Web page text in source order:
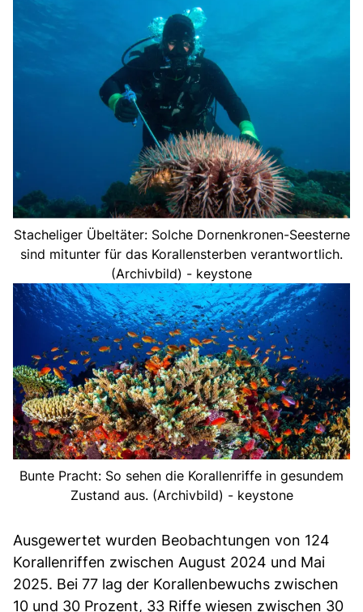
Stacheliger Übeltäter: Solche Dornenkronen-Seesterne
sind mitunter für das Korallensterben verantwortlich.
(Archivbild) - keystone
Bunte Pracht: So sehen die Korallenriffe in gesundem
Zustand aus. (Archivbild) - keystone
Ausgewertet wurden Beobachtungen von 124
Korallenriffen zwischen August 2024 und Mai
2025. Bei 77 lag der Korallenbewuchs zwischen
10 und 30 Prozent, 33 Riffe wiesen zwischen 30